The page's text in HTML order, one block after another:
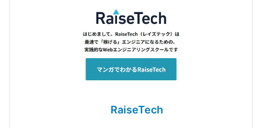
RaiseTech